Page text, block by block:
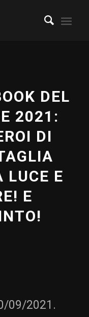
DEL
2021:
DI
LUCE E
E
09/2021.